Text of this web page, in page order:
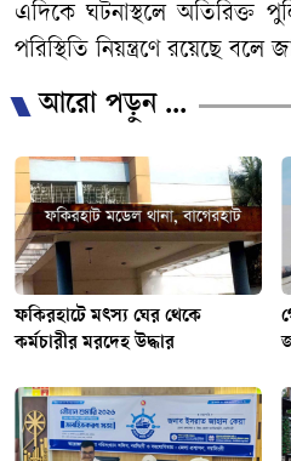
এদিকে ঘটনাস্থলে অতিরিক্ত
পরিস্থিতি নিয়ন্ত্রণে রয়েছে বলে
আরো পড়ুন ...
ফকিরহাটে মৎস্য ঘের থেকে
কর্মচারীর মরদেহ উদ্ধার